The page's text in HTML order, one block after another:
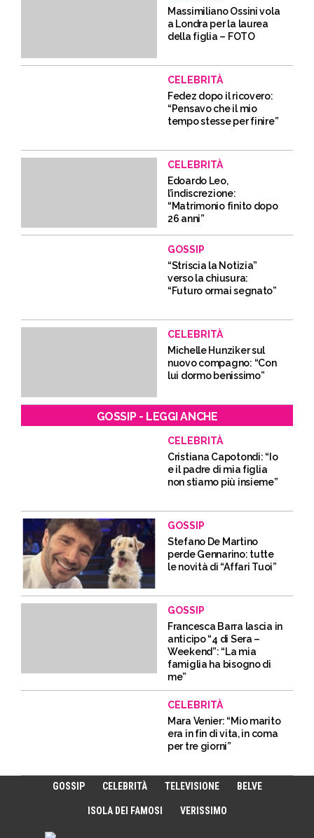
Massimiliano Ossini vola
a Londra per la laurea
della figlia – FOTO
CELEBRITÀ
Fedez dopo il ricovero:
“Pensavo che il mio
tempo stesse per finire”
CELEBRITÀ
Edoardo Leo,
l’indiscrezione:
“Matrimonio finito dopo
26 anni”
GOSSIP
“Striscia la Notizia”
verso la chiusura:
“Futuro ormai segnato”
CELEBRITÀ
Michelle Hunziker sul
nuovo compagno: “Con
lui dormo benissimo”
GOSSIP - LEGGI ANCHE
CELEBRITÀ
Cristiana Capotondi: “Io
e il padre di mia figlia
non stiamo più insieme”
GOSSIP
Stefano De Martino
perde Gennarino: tutte
le novità di “Affari Tuoi”
GOSSIP
Francesca Barra lascia in
anticipo “4 di Sera –
Weekend”: “La mia
famiglia ha bisogno di
me”
CELEBRITÀ
Mara Venier: “Mio marito
era in fin di vita, in coma
per tre giorni”
GOSSIP CELEBRITÀ TELEVISIONE BELVE
ISOLA DEI FAMOSI VERISSIMO